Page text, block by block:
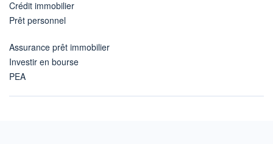
Crédit immobilier
Prêt personnel
Assurance prêt immobilier
Investir en bourse
PEA